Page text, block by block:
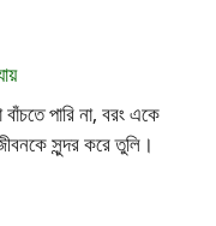
পারি না, বরং একে
সুন্দর করে তুলি।